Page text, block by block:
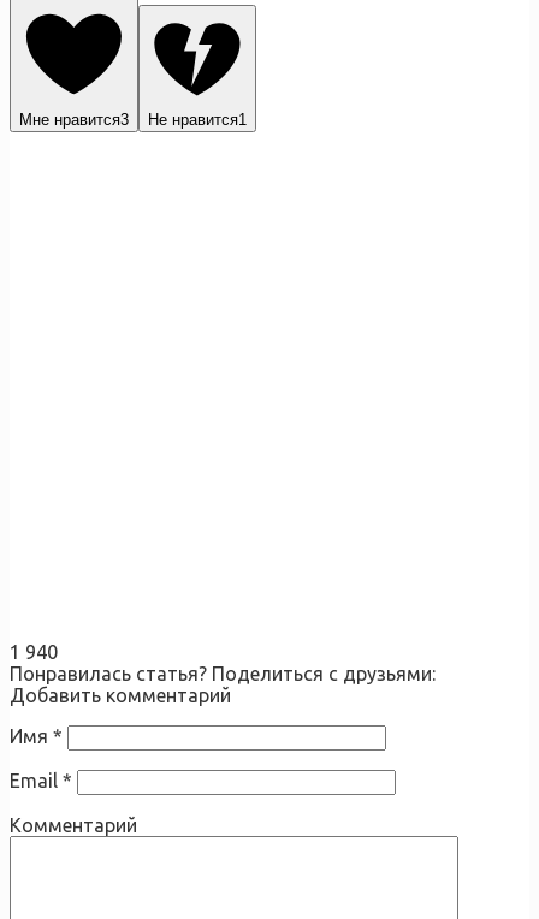
Мне нравится3 Не нравится1
1 940
Понравилась статья? Поделиться с друзьями:
Добавить комментарий
Имя *
Email *
Комментарий